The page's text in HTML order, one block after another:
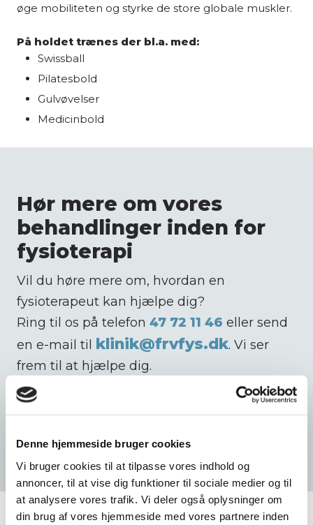
Denne hjemmeside bruger cookies
Vi bruger cookies til at tilpasse vores indhold og
annoncer, til at vise dig funktioner til sociale medier og til
at analysere vores trafik. Vi deler også oplysninger om
din brug af vores hjemmeside med vores partnere inden
øge mobiliteten og styrke de store globale muskler.
På holdet trænes der bl.a. med:
Swissball
Pilatesbold
Gulvøvelser
Medicinbold
Hør mere om vores
behandlinger inden for
fysioterapi
Vil du høre mere om, hvordan en
fysioterapeut kan hjælpe dig?
Ring til os på telefon47 72 11 46 eller send
en e-mail til klinik@frvfys.dk. Vi ser
frem til at hjælpe dig.​
Kontakt os i dag​